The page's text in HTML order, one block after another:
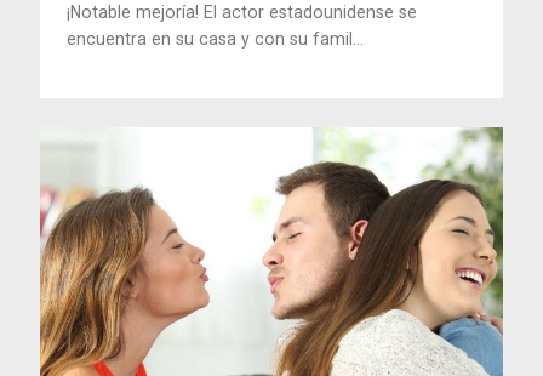
¡Notable mejoría! El actor estadounidense se
encuentra en su casa y con su famil...